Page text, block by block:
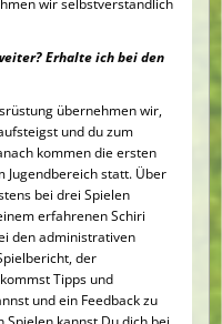
wir selbstverständlich
Erhalte ich bei den
übernehmen wir,
und du zum
kommen die ersten
Jugendbereich statt. Über
bei drei Spielen
erfahrenen Schiri
den administrativen
der
Tipps und
und ein Feedback zu